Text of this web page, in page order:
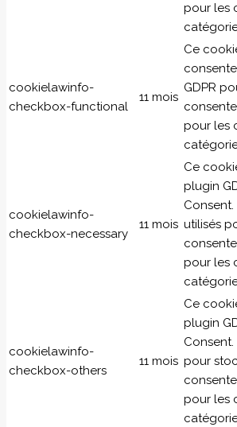
pour les
cookielawinfo-
checkbox-functional
11 mois
Ce
GDPR
pour les
cookielawinfo-
checkbox-necessary
11 mois
Ce
plugin
utilisés
pour les
cookielawinfo-
checkbox-others
11 mois
Ce
plugin
pour
pour les